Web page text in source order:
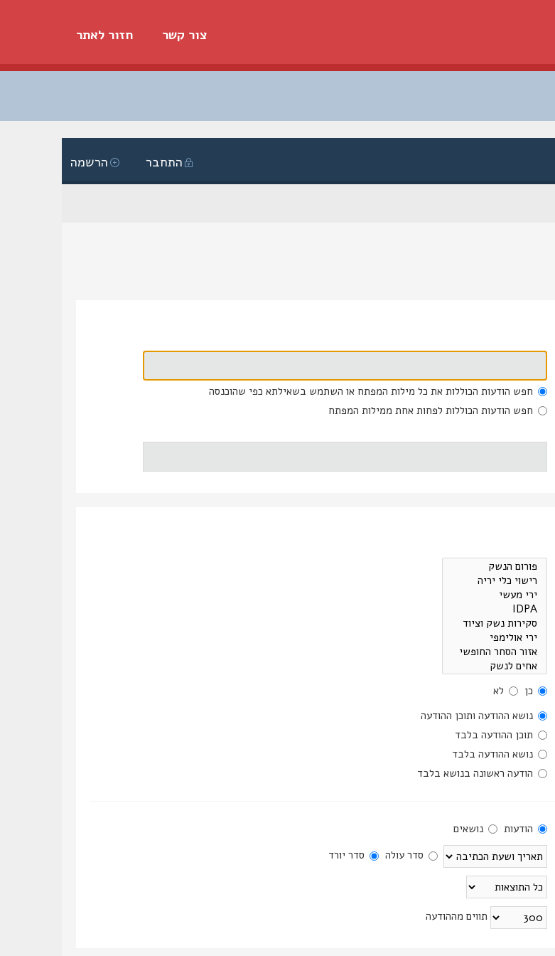
חזור לאתר צור קשר
הרשמה התחבר
חפש הודעות הכוללות את כל מילות המפתח או השתמש בשאילתא כפי שהוכנסה
חפש הודעות הכוללות לפחות אחת ממילות המפתח
כן
לא
נושא ההודעה ותוכן ההודעה
תוכן ההודעה בלבד
נושא ההודעה בלבד
הודעה ראשונה בנושא בלבד
הודעות
נושאים
סדר עולה סדר יורד
תווים מההודעה